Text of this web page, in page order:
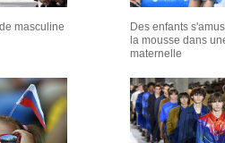
masculine
Des enfants
la mousse dans
maternelle